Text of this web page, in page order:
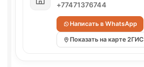
+77471376744
Написать в WhatsApp
Показать на карте 2ГИС